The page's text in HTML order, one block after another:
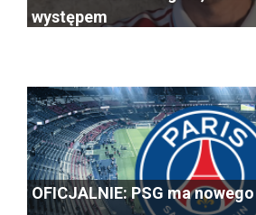
występem
OFICJALNIE: PSG ma